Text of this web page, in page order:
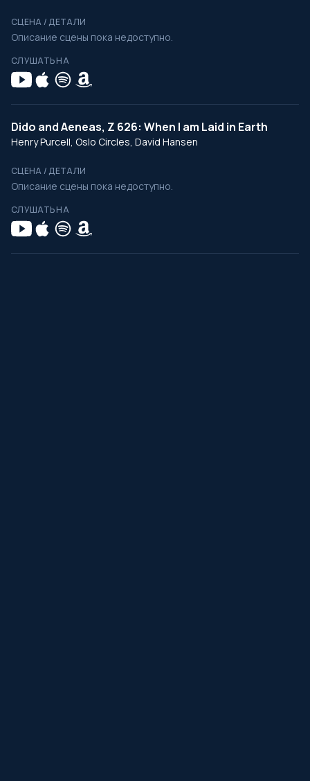
СЦЕНА / ДЕТАЛИ
Описание сцены пока недоступно.
СЛУШАТЬ НА
Dido and Aeneas, Z 626: When I am Laid in Earth
Henry Purcell, Oslo Circles, David Hansen
СЦЕНА / ДЕТАЛИ
Описание сцены пока недоступно.
СЛУШАТЬ НА